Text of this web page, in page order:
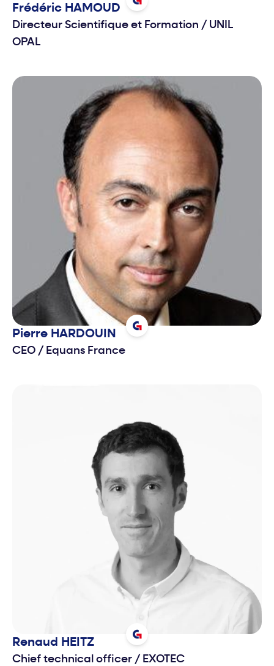
Frédéric HAMOUD
Directeur Scientifique et Formation / UNIL
OPAL
Pierre HARDOUIN
CEO / Equans France
Renaud HEITZ
Chief technical officer / EXOTEC